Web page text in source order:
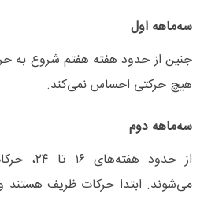
سه‌ماهه اول
جنین از حدود هفته هفتم شروع به
هیچ حرکتی احساس نمی‌کند.
سه‌ماهه دوم
از حدود هفته‌های ۱۶ تا ۲۴،
می‌شوند. ابتدا حرکات ظریف